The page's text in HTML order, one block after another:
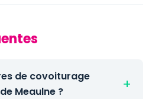
de covoiturage
Meaulne ?